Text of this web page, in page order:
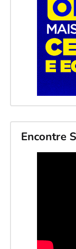
Encontre